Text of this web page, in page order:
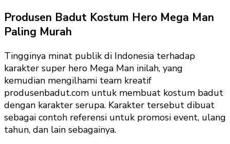
Produsen Badut Kostum Hero Mega Man
Paling Murah
Tingginya minat publik di Indonesia terhadap
karakter super hero Mega Man inilah, yang
kemudian mengilhami team kreatif
produsenbadut.com untuk membuat kostum badut
dengan karakter serupa. Karakter tersebut dibuat
sebagai contoh referensi untuk promosi event, ulang
tahun, dan lain sebagainya.